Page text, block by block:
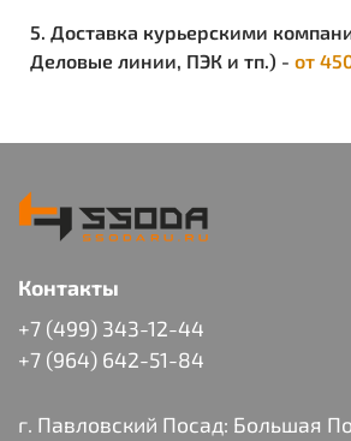
5. Доставка курьерскими
Деловые линии, ПЭК и тп.) - от
Контакты
+7 (499) 343-12-44
+7 (964) 642-51-84
г. Павловский Посад: Большая